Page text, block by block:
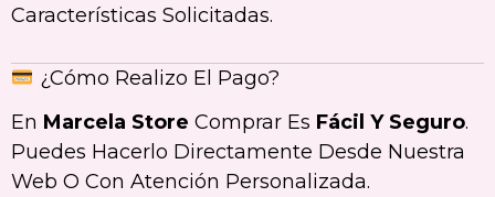
Características Solicitadas.
¿Cómo Realizo El Pago?
En Marcela Store Comprar Es Fácil Y Seguro.
Puedes Hacerlo Directamente Desde Nuestra
Web O Con Atención Personalizada.